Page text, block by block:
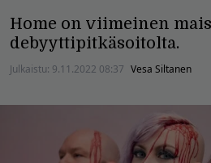
Home on viimeinen
debyyttipitkäsoitolta.
Julkaistu: 9.11.2022 08:37 Vesa Siltanen